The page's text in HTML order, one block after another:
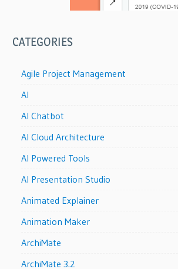
CATEGORIES
Agile Project Management
AI
AI Chatbot
AI Cloud Architecture
AI Powered Tools
AI Presentation Studio
Animated Explainer
Animation Maker
ArchiMate
ArchiMate 3.2